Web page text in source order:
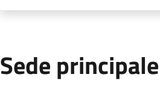
Sede principale